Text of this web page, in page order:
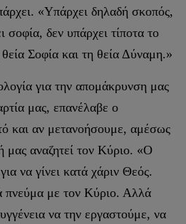
«Υπάρχει δηλαδή σκοπός,
σοφία, δεν υπάρχει τίποτα το
Σοφία και τη θεία Δύναμη.»
για την απομάκρυνση μας
μας, επανέλαβε ο
και αν μετανοήσουμε, αμέσως
μας αναζητεί τον Κύριο. «Ο
να γίνει κατά χάριν Θεός.
πνεύμα με τον Κύριο. Αλλά
να την εργαστούμε, να